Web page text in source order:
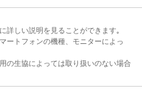
詳しい説明を見ることができます｡
ートフォンの機種、モニターによっ
の生協によっては取り扱いのない場合